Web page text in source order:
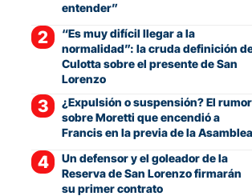
entender”
“Es muy difícil llegar a la
normalidad”: la cruda definición
Culotta sobre el presente de San
Lorenzo
¿Expulsión o suspensión? El rumor
sobre Moretti que encendió a
Francis en la previa de la Asamblea
Un defensor y el goleador de la
Reserva de San Lorenzo firmarán
su primer contrato